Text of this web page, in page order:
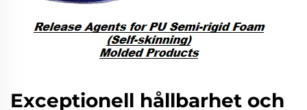
Exceptionell hållbarhet och